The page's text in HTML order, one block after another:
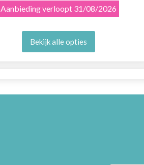
Aanbieding verloopt 31/08/2026
Bekijk alle opties